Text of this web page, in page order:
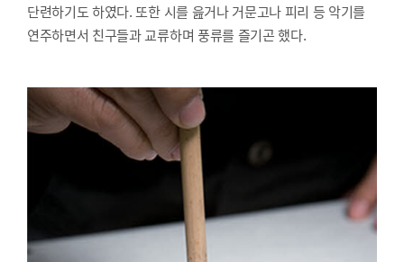
단련하기도 하였다. 또한 시를 읊거나 거문고나 피리 등 악기를
연주하면서 친구들과 교류하며 풍류를 즐기곤 했다.